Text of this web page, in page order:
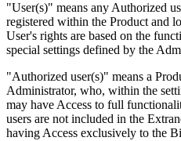
"User(s)" means any Authorized
registered within the Product and
User's rights are based on the
special settings defined by the
"Authorized user(s)" means a
Administrator, who, within the
may have Access to full
users are not included in the
having Access exclusively to the